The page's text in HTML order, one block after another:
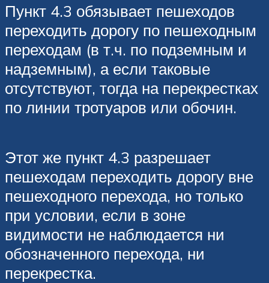
Пункт 4.3 обязывает пешеходов
переходить дорогу по пешеходным
переходам (в т.ч. по подземным и
надземным), а если таковые
отсутствуют, тогда на перекрестках
по линии тротуаров или обочин.
Этот же пункт 4.3 разрешает
пешеходам переходить дорогу вне
пешеходного перехода, но только
при условии, если в зоне
видимости не наблюдается ни
обозначенного перехода, ни
перекрестка.